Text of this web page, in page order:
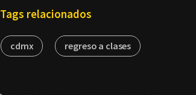
Tags relacionados
cdmx regreso a clases